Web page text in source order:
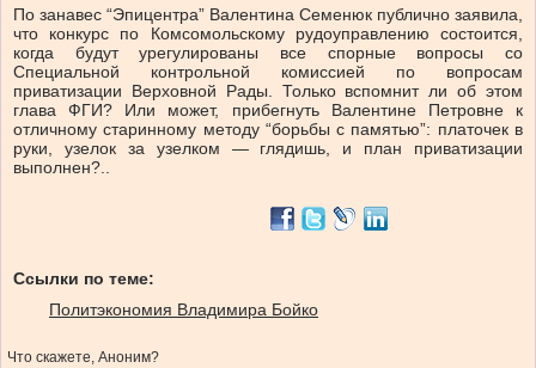
По занавес “Эпицентра” Валентина Семенюк публично заявила,
что конкурс по Комсомольскому рудоуправлению состоится,
когда будут урегулированы все спорные вопросы со
Специальной контрольной комиссией по вопросам
приватизации Верховной Рады. Только вспомнит ли об этом
глава ФГИ? Или может, прибегнуть Валентине Петровне к
отличному старинному методу “борьбы с памятью”: платочек в
руки, узелок за узелком — глядишь, и план приватизации
выполнен?..
Ссылки по теме:
Политэкономия Владимира Бойко
Что скажете, Аноним?